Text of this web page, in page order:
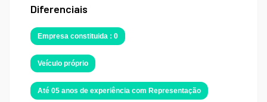
Diferenciais
Empresa constituida : 0
Veículo próprio
Até 05 anos de experiência com Representação